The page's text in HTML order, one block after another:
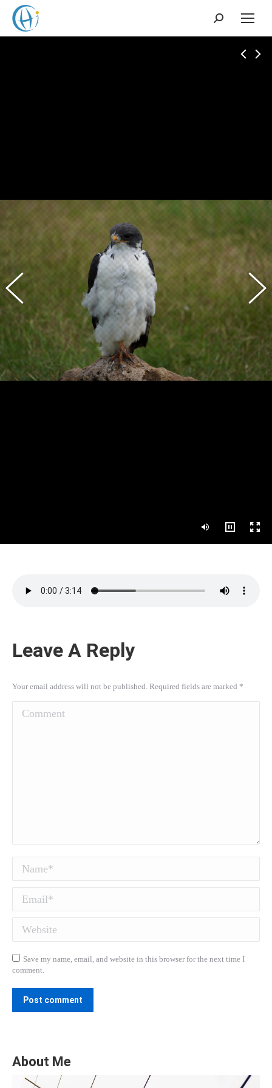
Search:
Leave A Reply
Your email address will not be published. Required fields are marked *
Comment
Name *
Email *
Website
Save my name, email, and website in this browser for the next time I
comment.
Post comment
About Me